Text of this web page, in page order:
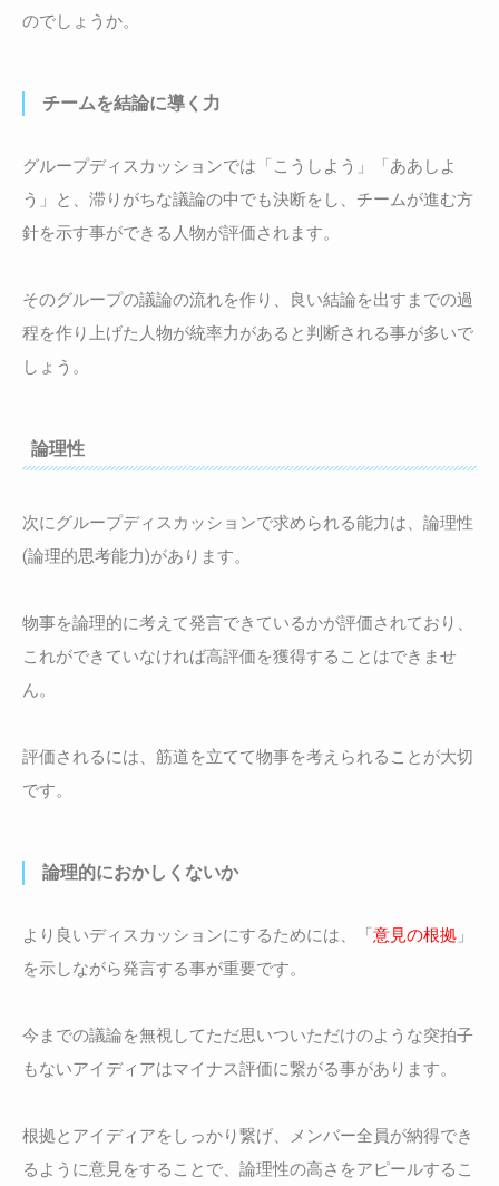
のでしょうか。
チームを結論に導く力
グループディスカッションでは「こうしよう」「ああしよ
う」と、滞りがちな議論の中でも決断をし、チームが進む方
針を示す事ができる人物が評価されます。
そのグループの議論の流れを作り、良い結論を出すまでの過
程を作り上げた人物が統率力があると判断される事が多いで
しょう。
論理性
次にグループディスカッションで求められる能力は、論理性
(論理的思考能力)があります。
物事を論理的に考えて発言できているかが評価されており、
これができていなければ高評価を獲得することはできませ
ん。
評価されるには、筋道を立てて物事を考えられることが大切
です。
論理的におかしくないか
より良いディスカッションにするためには、「意見の根拠 」
を示しながら発言する事が重要です。
今までの議論を無視してただ思いついただけのような突拍子
もないアイディアはマイナス評価に繋がる事があります。
根拠とアイディアをしっかり繋げ、メンバー全員が納得でき
るように意見をすることで、論理性の高さをアピールするこ